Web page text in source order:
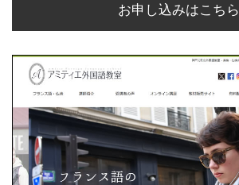
お申し込みはこちら